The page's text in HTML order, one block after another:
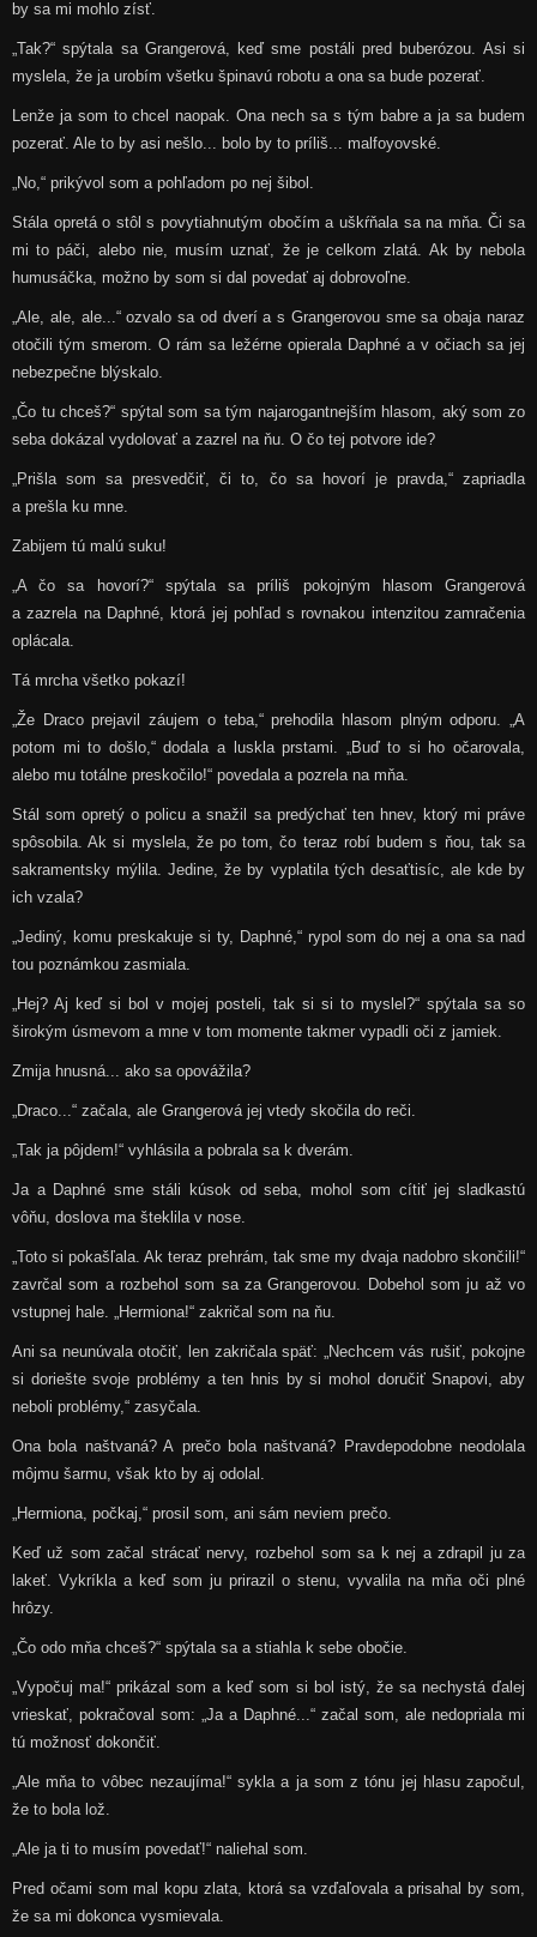
by sa mi mohlo zísť.
„Tak?“ spýtala sa Grangerová, keď sme postáli pred buberózou. Asi si
myslela, že ja urobím všetku špinavú robotu a ona sa bude pozerať.
Lenže ja som to chcel naopak. Ona nech sa s tým babre a ja sa budem
pozerať. Ale to by asi nešlo... bolo by to príliš... malfoyovské.
„No,“ prikývol som a pohľadom po nej šibol.
Stála opretá o stôl s povytiahnutým obočím a uškŕňala sa na mňa. Či sa
mi to páči, alebo nie, musím uznať, že je celkom zlatá. Ak by nebola
humusáčka, možno by som si dal povedať aj dobrovoľne.
„Ale, ale, ale...“ ozvalo sa od dverí a s Grangerovou sme sa obaja naraz
otočili tým smerom. O rám sa ležérne opierala Daphné a v očiach sa jej
nebezpečne blýskalo.
„Čo tu chceš?“ spýtal som sa tým najarogantnejším hlasom, aký som zo
seba dokázal vydolovať a zazrel na ňu. O čo tej potvore ide?
„Prišla som sa presvedčiť, či to, čo sa hovorí je pravda,“ zapriadla
a prešla ku mne.
Zabijem tú malú suku!
„A čo sa hovorí?“ spýtala sa príliš pokojným hlasom Grangerová
a zazrela na Daphné, ktorá jej pohľad s rovnakou intenzitou zamračenia
oplácala.
Tá mrcha všetko pokazí!
„Že Draco prejavil záujem o teba,“ prehodila hlasom plným odporu. „A
potom mi to došlo,“ dodala a luskla prstami. „Buď to si ho očarovala,
alebo mu totálne preskočilo!“ povedala a pozrela na mňa.
Stál som opretý o policu a snažil sa predýchať ten hnev, ktorý mi práve
spôsobila. Ak si myslela, že po tom, čo teraz robí budem s ňou, tak sa
sakramentsky mýlila. Jedine, že by vyplatila tých desaťtisíc, ale kde by
ich vzala?
„Jediný, komu preskakuje si ty, Daphné,“ rypol som do nej a ona sa nad
tou poznámkou zasmiala.
„Hej? Aj keď si bol v mojej posteli, tak si si to myslel?“ spýtala sa so
širokým úsmevom a mne v tom momente takmer vypadli oči z jamiek.
Zmija hnusná... ako sa opovážila?
„Draco...“ začala, ale Grangerová jej vtedy skočila do reči.
„Tak ja pôjdem!“ vyhlásila a pobrala sa k dverám.
Ja a Daphné sme stáli kúsok od seba, mohol som cítiť jej sladkastú
vôňu, doslova ma šteklila v nose.
„Toto si pokašľala. Ak teraz prehrám, tak sme my dvaja nadobro skončili!“
zavrčal som a rozbehol som sa za Grangerovou. Dobehol som ju až vo
vstupnej hale. „Hermiona!“ zakričal som na ňu.
Ani sa neunúvala otočiť, len zakričala späť: „Nechcem vás rušiť, pokojne
si doriešte svoje problémy a ten hnis by si mohol doručiť Snapovi, aby
neboli problémy,“ zasyčala.
Ona bola naštvaná? A prečo bola naštvaná? Pravdepodobne neodolala
môjmu šarmu, však kto by aj odolal.
„Hermiona, počkaj,“ prosil som, ani sám neviem prečo.
Keď už som začal strácať nervy, rozbehol som sa k nej a zdrapil ju za
lakeť. Vykríkla a keď som ju prirazil o stenu, vyvalila na mňa oči plné
hrôzy.
„Čo odo mňa chceš?“ spýtala sa a stiahla k sebe obočie.
„Vypočuj ma!“ prikázal som a keď som si bol istý, že sa nechystá ďalej
vrieskať, pokračoval som: „Ja a Daphné...“ začal som, ale nedopriala mi
tú možnosť dokončiť.
„Ale mňa to vôbec nezaujíma!“ sykla a ja som z tónu jej hlasu započul,
že to bola lož.
„Ale ja ti to musím povedať!“ naliehal som.
Pred očami som mal kopu zlata, ktorá sa vzďaľovala a prisahal by som,
že sa mi dokonca vysmievala.